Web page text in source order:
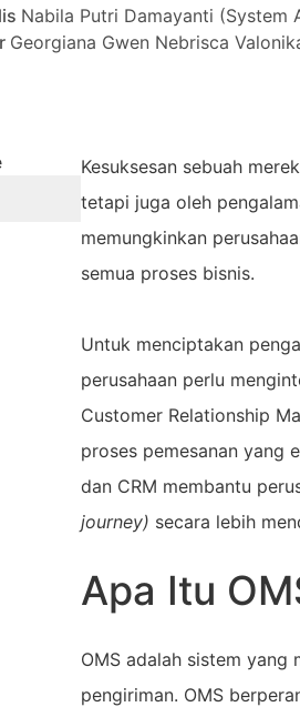
Nabila Putri Damayanti (System
Georgiana Gwen Nebrisca
Kesuksesan sebuah
tetapi juga oleh
memungkinkan
semua proses bisnis.
Untuk menciptakan
perusahaan perlu
Customer Relationship
proses pemesanan yang
dan CRM membantu
journey) secara lebih
Apa Itu
OMS adalah sistem yang
pengiriman. OMS